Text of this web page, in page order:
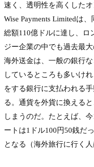
速く、透明性を高くした
Wise Payments Limitedは
総額110億ドルに達し、ロ
ジー企業の中でも過去最
海外送金は、一般の銀行
しているところも多いけ
をする銀行に支払われる
る。通貨を外貨に換える
しまうのだ。たとえば、
ートは1ドル100円50銭だ
となる（海外旅行に行く